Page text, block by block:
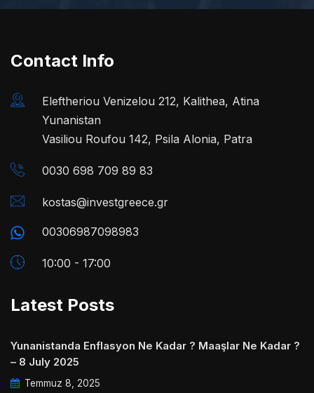
Contact Info
Eleftheriou Venizelou 212, Kalithea, Atina
Yunanistan
Vasiliou Roufou 142, Psila Alonia, Patra
0030 698 709 89 83
kostas@investgreece.gr
00306987098983
10:00 - 17:00
Latest Posts
Yunanistanda Enflasyon Ne Kadar ? Maaşlar Ne Kadar ?
– 8 July 2025
Temmuz 8, 2025